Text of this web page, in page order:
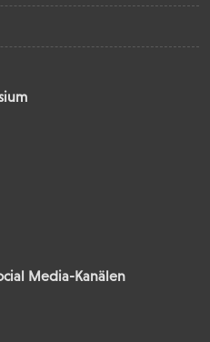
Media-Kanälen